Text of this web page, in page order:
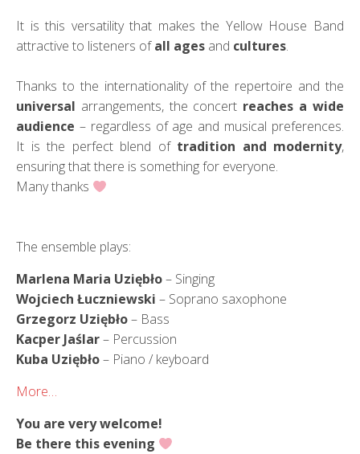
It is this versatility that makes the Yellow House Band
attractive to listeners ofall ages and cultures.
Thanks to the internationality of the repertoire and the
universal arrangements, the concert reaches a wide
audience – regardless of age and musical preferences.
It is the perfect blend of tradition and modernity,
ensuring that there is something for everyone.
Many thanks
The ensemble plays:
Marlena Maria Uziębło– Singing
Wojciech Łuczniewski – Soprano saxophone
Grzegorz Uziębło– Bass
Kacper Jaślar– Percussion
Kuba Uziębło– Piano / keyboard
More…
You are very welcome!
Be there this evening